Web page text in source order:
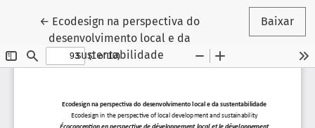
← Voltar aos Detalhes do Artigo
Ecodesign na perspectiva do
desenvolvimento local e da
sustentabilidade
Baixar